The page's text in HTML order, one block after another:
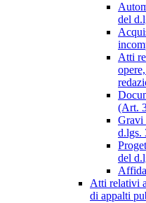
del
Atti
(Art.
Gravi
d.lgs.
del
Atti relativi
di appalti